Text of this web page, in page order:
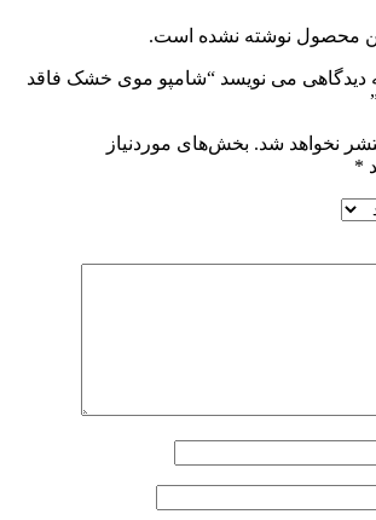
محصول نوشته نشده است.
دیدگاهی می نویسد “شامپو موی خشک فاقد
نخواهد شد. بخش‌های موردنیاز
*